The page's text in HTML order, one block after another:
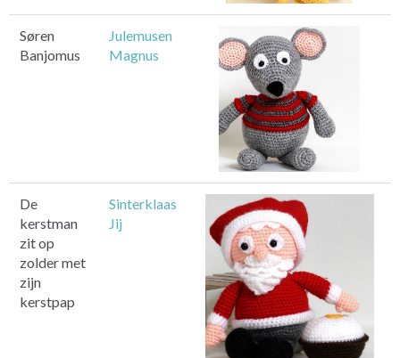
Søren
Banjomus
Julemusen
Magnus
De
kerstman
zit op
zolder met
zijn
kerstpap
Sinterklaas
Jij